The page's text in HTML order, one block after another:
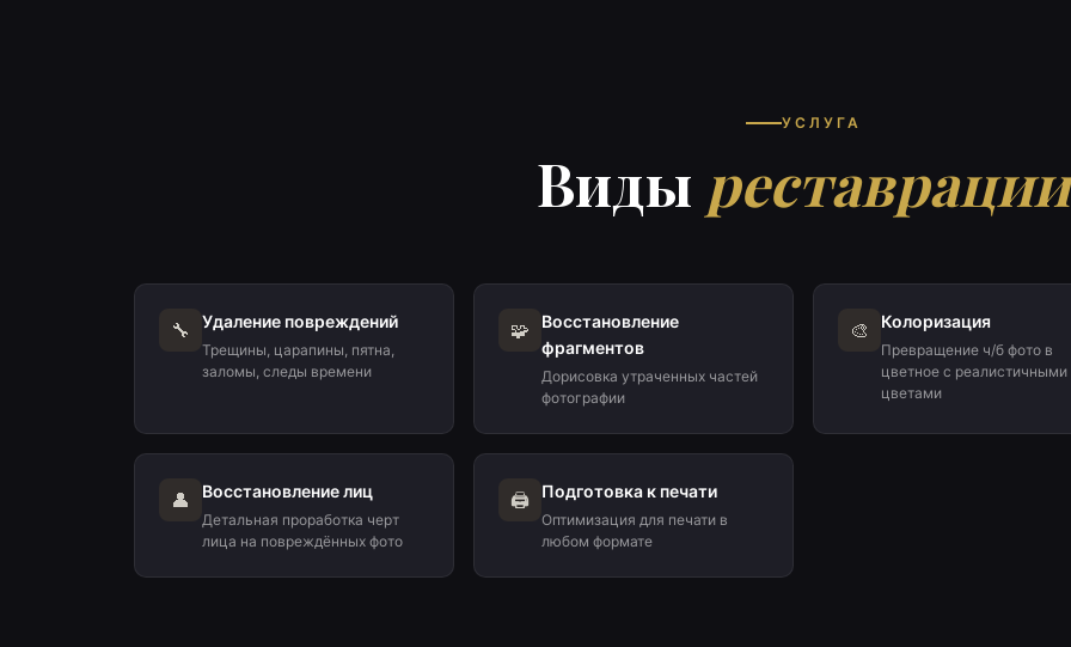
УСЛУГА
Виды реставрации
🔧 Удаление повреждений
Трещины, царапины, пятна,
заломы, следы времени
🧩
Восстановление
фрагментов
Дорисовка утраченных частей
фотографии
🎨 Колоризация
Превращение ч/б фото в
цветное с реалистичными
цветами
👤 Восстановление лиц
Детальная проработка черт
лица на повреждённых фото
🖨️ Подготовка к печати
Оптимизация для печати в
любом формате